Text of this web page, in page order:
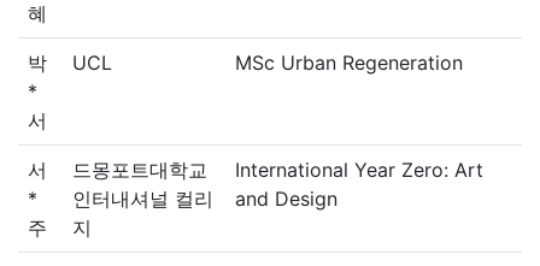
혜
박
*
서
UCL MSc Urban Regeneration
서
*
주
드몽포트대학교
인터내셔널 컬리
지
International Year Zero: Art
and Design